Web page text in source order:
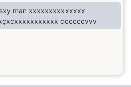
man xxxxxxxxxxxxxx
ccccccvvv